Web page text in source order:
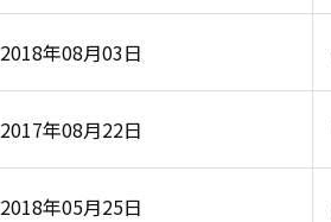
2018年08月03日
2017年08月22日
2018年05月25日